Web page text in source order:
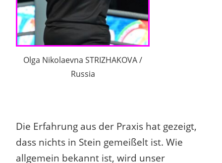
Olga Nikolaevna STRIZHAKOVA /
Russia
Die Erfahrung aus der Praxis hat gezeigt,
dass nichts in Stein gemeißelt ist. Wie
allgemein bekannt ist, wird unser